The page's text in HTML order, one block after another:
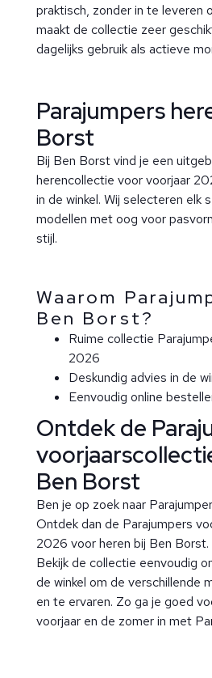
praktisch, zonder in te leveren
maakt de collectie zeer
dagelijks gebruik als actieve
Parajumpers
Borst
Bij Ben Borst vind je een
herencollectie voor voorjaar
in de winkel. Wij selecteren elk
modellen met oog voor
stijl.
Waarom
Ben Borst?
Ruime collectie
2026
Deskundig advies in de
Eenvoudig online
Ontdek de
Ben Borst
Ben je op zoek naar
Ontdek dan de Parajumpers
2026 voor heren bij Ben Borst.
Bekijk de collectie eenvoudig
de winkel om de verschillende
en te ervaren. Zo ga je goed
voorjaar en de zomer in met